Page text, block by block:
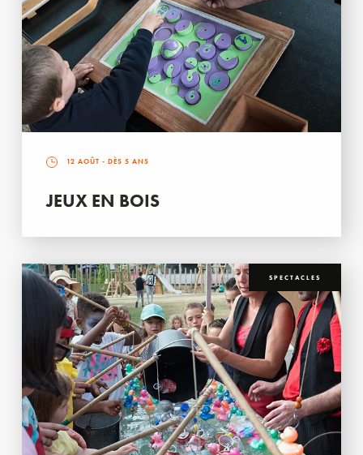
12 AOÛT - DÈS 5 ANS
JEUX EN BOIS
SPECTACLES